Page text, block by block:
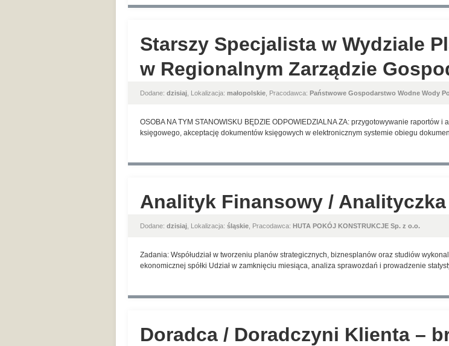
Starszy Specjalista w Wydziale
w Regionalnym Zarządzie
Dodane: dzisiaj , Lokalizacja: małopolskie , Pracodawca: Państwowe Gospodarstwo Wodne Wody
OSOBA NA TYM STANOWISKU BĘDZIE ODPOWIEDZIALNA ZA: przygotowywanie raportów
księgowego, akceptację dokumentów księgowych w elektronicznym systemie obiegu
Analityk Finansowy /
Dodane: dzisiaj , Lokalizacja: śląskie , Pracodawca: HUTA POKÓJ KONSTRUKCJE Sp. z o.o.
Zadania: Współudział w tworzeniu planów strategicznych, biznesplanów oraz studiów
ekonomicznej spółki Udział w zamknięciu miesiąca, analiza sprawozdań i prowadzenie
Doradca / Doradczyni Klienta –